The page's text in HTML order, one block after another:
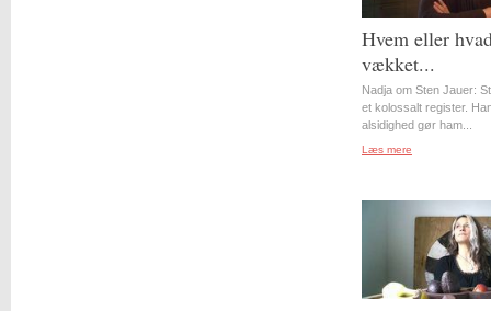
Hvem eller
vækket...
Nadja om Sten Jauer:
et kolossalt register.
alsidighed gør ham...
Læs mere